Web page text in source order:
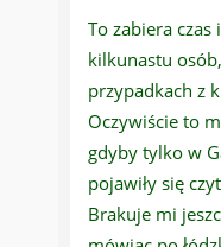
To zabiera
kilkunastu
przypadkach z
Oczywiście to
gdyby tylko w
pojawiły się
Brakuje mi